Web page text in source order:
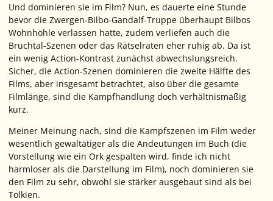
Und dominieren sie im Film? Nun, es dauerte eine Stunde
bevor die Zwergen-Bilbo-Gandalf-Truppe überhaupt Bilbos
Wohnhöhle verlassen hatte, zudem verliefen auch die
Bruchtal-Szenen oder das Rätselraten eher ruhig ab. Da ist
ein wenig Action-Kontrast zunächst abwechslungsreich.
Sicher, die Action-Szenen dominieren die zweite Hälfte des
Films, aber insgesamt betrachtet, also über die gesamte
Filmlänge, sind die Kampfhandlung doch verhältnismäßig
kurz.
Meiner Meinung nach, sind die Kampfszenen im Film weder
wesentlich gewaltätiger als die Andeutungen im Buch (die
Vorstellung wie ein Ork gespalten wird, finde ich nicht
harmloser als die Darstellung im Film), noch dominieren sie
den Film zu sehr, obwohl sie stärker ausgebaut sind als bei
Tolkien.